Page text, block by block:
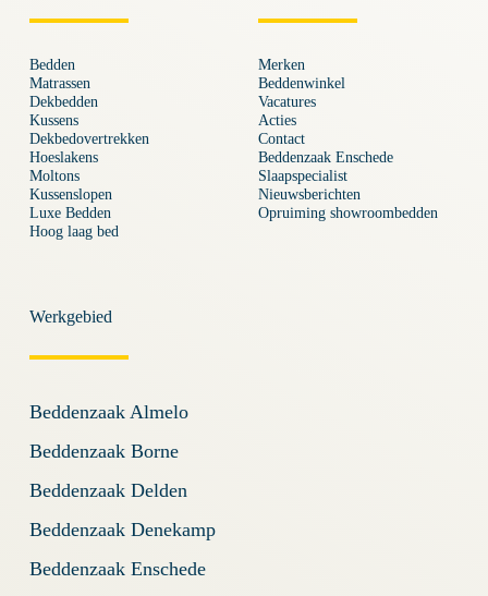
Bedden
Matrassen
Dekbedden
Kussens
Dekbedovertrekken
Hoeslakens
Moltons
Kussenslopen
Luxe Bedden
Hoog laag bed
Merken
Beddenwinkel
Vacatures
Acties
Contact
Beddenzaak Enschede
Slaapspecialist
Nieuwsberichten
Opruiming showroombedden
Werkgebied
Beddenzaak Almelo
Beddenzaak Borne
Beddenzaak Delden
Beddenzaak Denekamp
Beddenzaak Enschede